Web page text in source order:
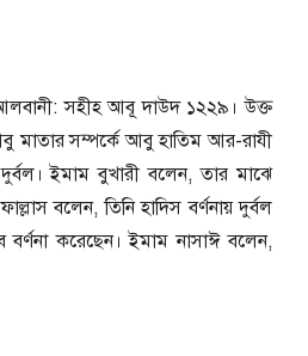
সহীহ আবূ দাউদ ১২২৯। উক্ত
মাতার সম্পর্কে আবু হাতিম আর-রাযী
দুর্বল। ইমাম বুখারী বলেন, তার মাঝে
বলেন, তিনি হাদিস বর্ণনায় দুর্বল
বর্ণনা করেছেন। ইমাম নাসাঈ বলেন,